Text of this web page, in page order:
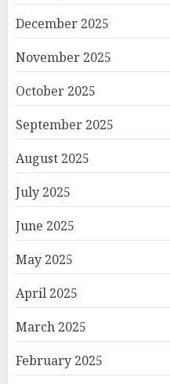
December 2025
November 2025
October 2025
September 2025
August 2025
July 2025
June 2025
May 2025
April 2025
March 2025
February 2025